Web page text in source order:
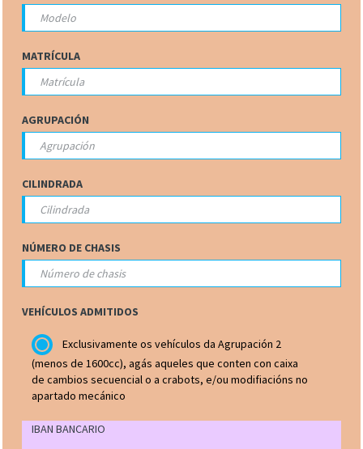
MATRÍCULA
AGRUPACIÓN
CILINDRADA
NÚMERO DE CHASIS
VEHÍCULOS ADMITIDOS
Exclusivamente os vehículos da Agrupación 2
(menos de 1600cc), agás aqueles que conten con caixa
de cambios secuencial o a crabots, e/ou modifiacións no
apartado mecánico
IBAN BANCARIO